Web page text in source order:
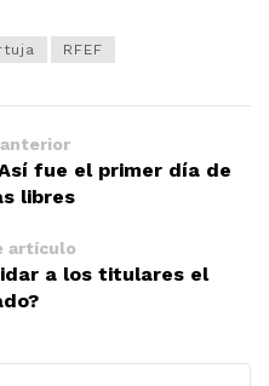
RFEF
fue el primer día de
libres
artículo
a los titulares el